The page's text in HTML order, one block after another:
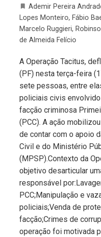
Ademir Pereira
Lopes Monteiro, Fábio
Marcelo Ruggieri,
de Almeida Felício
A Operação Tacitus,
(PF) nesta terça-feira
sete pessoas, entre
policiais civis
facção criminosa
(PCC). A ação
de contar com o apoio
Civil e do Ministério
(MPSP).Contexto da
objetivo desarticular
responsável
PCC;Manipulação e
policiais;Venda de
facção;Crimes de
operação foi motivada